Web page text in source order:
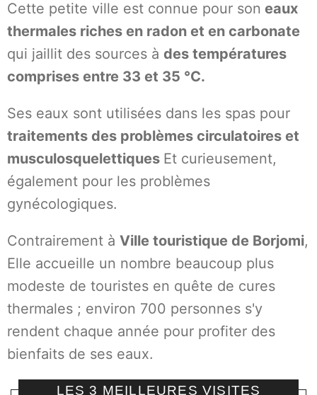
Cette petite ville est connue pour son eaux
thermales riches en radon et en carbonate
qui jaillit des sources à des températures
comprises entre 33 et 35 °C.
Ses eaux sont utilisées dans les spas pour
traitements des problèmes circulatoires et
musculosquelettiques Et curieusement,
également pour les problèmes
gynécologiques.
Contrairement à Ville touristique de Borjomi,
Elle accueille un nombre beaucoup plus
modeste de touristes en quête de cures
thermales ; environ 700 personnes s'y
rendent chaque année pour profiter des
bienfaits de ses eaux.
LES 3 MEILLEURES VISITES